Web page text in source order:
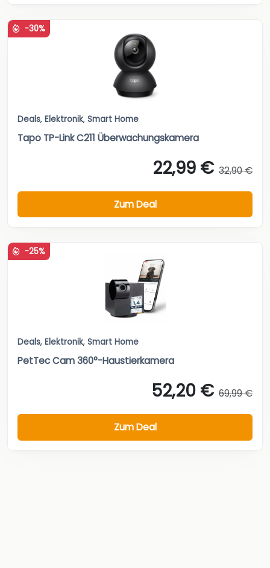
-30%
Deals, Elektronik, Smart Home
Tapo TP-Link C211 Überwachungskamera
22,99 € 32,90 €
Zum Deal
-25%
Deals, Elektronik, Smart Home
PetTec Cam 360°-Haustierkamera
52,20 € 69,99 €
Zum Deal